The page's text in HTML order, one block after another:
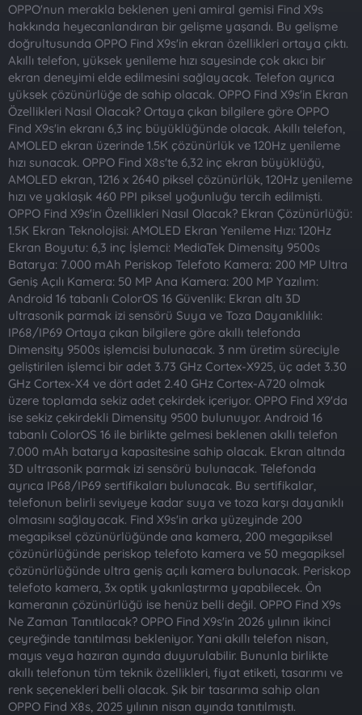
ş
l
a
a
n
t
a
h
i
OPPO'nun merakla beklenen yeni amiral gemisi Find X9s
hakkında heyecanlandıran bir gelişme yaşandı. Bu gelişme
doğrultusunda OPPO Find X9s'in ekran özellikleri ortaya çıktı.
Akıllı telefon, yüksek yenileme hızı sayesinde çok akıcı bir
ekran deneyimi elde edilmesini sağlayacak. Telefon ayrıca
yüksek çözünürlüğe de sahip olacak. OPPO Find X9s'in Ekran
Özellikleri Nasıl Olacak? Ortaya çıkan bilgilere göre OPPO
Find X9s'in ekranı 6,3 inç büyüklüğünde olacak. Akıllı telefon,
AMOLED ekran üzerinde 1.5K çözünürlük ve 120Hz yenileme
hızı sunacak. OPPO Find X8s'te 6,32 inç ekran büyüklüğü,
AMOLED ekran, 1216 x 2640 piksel çözünürlük, 120Hz yenileme
hızı ve yaklaşık 460 PPI piksel yoğunluğu tercih edilmişti.
OPPO Find X9s'in Özellikleri Nasıl Olacak? Ekran Çözünürlüğü:
1.5K Ekran Teknolojisi: AMOLED Ekran Yenileme Hızı: 120Hz
Ekran Boyutu: 6,3 inç İşlemci: MediaTek Dimensity 9500s
Batarya: 7.000 mAh Periskop Telefoto Kamera: 200 MP Ultra
Geniş Açılı Kamera: 50 MP Ana Kamera: 200 MP Yazılım:
Android 16 tabanlı ColorOS 16 Güvenlik: Ekran altı 3D
ultrasonik parmak izi sensörü Suya ve Toza Dayanıklılık:
IP68/IP69 Ortaya çıkan bilgilere göre akıllı telefonda
Dimensity 9500s işlemcisi bulunacak. 3 nm üretim süreciyle
geliştirilen işlemci bir adet 3.73 GHz Cortex-X925, üç adet 3.30
GHz Cortex-X4 ve dört adet 2.40 GHz Cortex-A720 olmak
üzere toplamda sekiz adet çekirdek içeriyor. OPPO Find X9'da
ise sekiz çekirdekli Dimensity 9500 bulunuyor. Android 16
tabanlı ColorOS 16 ile birlikte gelmesi beklenen akıllı telefon
7.000 mAh batarya kapasitesine sahip olacak. Ekran altında
3D ultrasonik parmak izi sensörü bulunacak. Telefonda
ayrıca IP68/IP69 sertifikaları bulunacak. Bu sertifikalar,
telefonun belirli seviyeye kadar suya ve toza karşı dayanıklı
olmasını sağlayacak. Find X9s'in arka yüzeyinde 200
megapiksel çözünürlüğünde ana kamera, 200 megapiksel
çözünürlüğünde periskop telefoto kamera ve 50 megapiksel
çözünürlüğünde ultra geniş açılı kamera bulunacak. Periskop
telefoto kamera, 3x optik yakınlaştırma yapabilecek. Ön
kameranın çözünürlüğü ise henüz belli değil. OPPO Find X9s
Ne Zaman Tanıtılacak? OPPO Find X9s'in 2026 yılının ikinci
çeyreğinde tanıtılması bekleniyor. Yani akıllı telefon nisan,
mayıs veya hazıran ayında duyurulabilir. Bununla birlikte
akıllı telefonun tüm teknik özellikleri, fiyat etiketi, tasarımı ve
renk seçenekleri belli olacak. Şık bir tasarıma sahip olan
OPPO Find X8s, 2025 yılının nisan ayında tanıtılmıştı.